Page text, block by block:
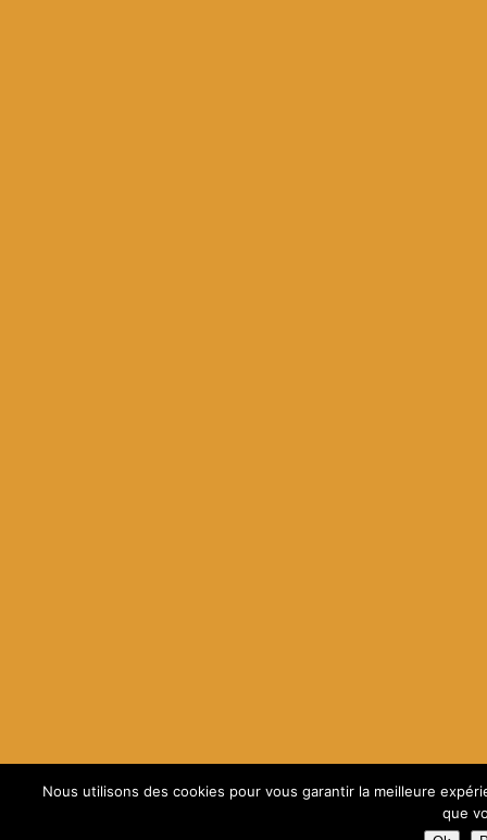
Nous utilisons des cookies pour vous garantir la meilleure
que